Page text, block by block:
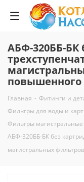
АБФ-320ББ-БК
повышенного
Главная - Фитинги и
Фильтры для воды и
Фильтры магистральные
АБФ-320ББ-БК без
магистральных